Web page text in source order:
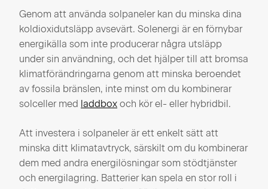
Genom att använda solpaneler kan du minska dina
koldioxidutsläpp avsevärt. Solenergi är en förnybar
energikälla som inte producerar några utsläpp
under sin användning, och det hjälper till att bromsa
klimatförändringarna genom att minska beroendet
av fossila bränslen, inte minst om du kombinerar
solceller med laddbox och kör el- eller hybridbil.
Att investera i solpaneler är ett enkelt sätt att
minska ditt klimatavtryck, särskilt om du kombinerar
dem med andra energilösningar som stödtjänster
och energilagring. Batterier kan spela en stor roll i